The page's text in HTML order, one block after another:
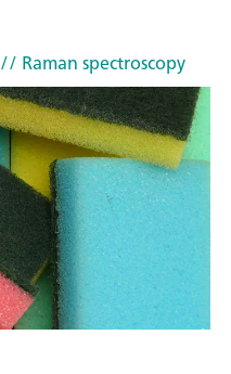
// Raman spectroscopy